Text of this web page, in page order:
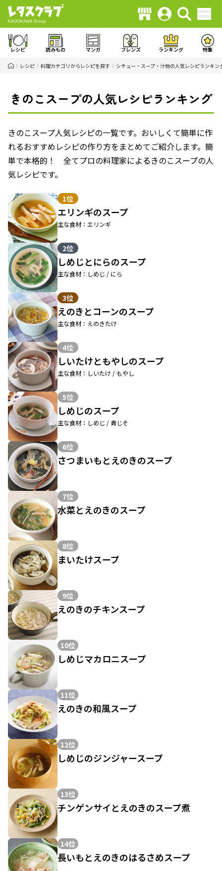
レシピ 読みもの マンガ フレンズ ランキング 特集
レシピ 料理カテゴリからレシピを探す シチュー・スープ・汁物の人気レシピランキン
きのこスープの人気レシピランキング
きのこスープ人気レシピの一覧です。おいしくて簡単に作
れるおすすめレシピの作り方をまとめてご紹介します。簡
単で本格的！ 全てプロの料理家によるきのこスープの人
気レシピです。
1位
エリンギのスープ
主な食材：エリンギ
2位
しめじとにらのスープ
主な食材：しめじ / にら
3位
えのきとコーンのスープ
主な食材：えのきたけ
4位
しいたけともやしのスープ
主な食材：しいたけ / もやし
5位
しめじのスープ
主な食材：しめじ / 青じそ
6位
さつまいもとえのきのスープ
7位
水菜とえのきのスープ
8位
まいたけスープ
9位
えのきのチキンスープ
10位
しめじマカロニスープ
11位
えのきの和風スープ
12位
しめじのジンジャースープ
13位
チンゲンサイとえのきのスープ煮
14位
長いもとえのきのはるさめスープ